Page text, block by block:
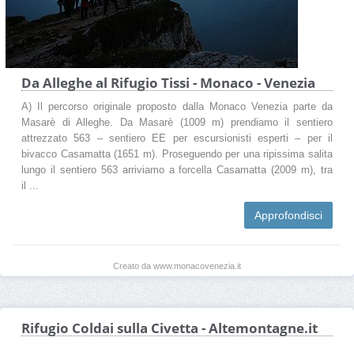
Da Alleghe al Rifugio Tissi - Monaco - Venezia
A) Il percorso originale proposto dalla Monaco Venezia parte da
Masarè di Alleghe. Da Masarè (1009 m) prendiamo il sentiero
attrezzato 563 – sentiero EE per escursionisti esperti – per il
bivacco Casamatta (1651 m). Proseguendo per una ripissima salita
lungo il sentiero 563 arriviamo a forcella Casamatta (2009 m), tra
il ...
Approfondisci
Creato da www.monacovenezia.it
Rifugio Coldai sulla Civetta - Altemontagne.it